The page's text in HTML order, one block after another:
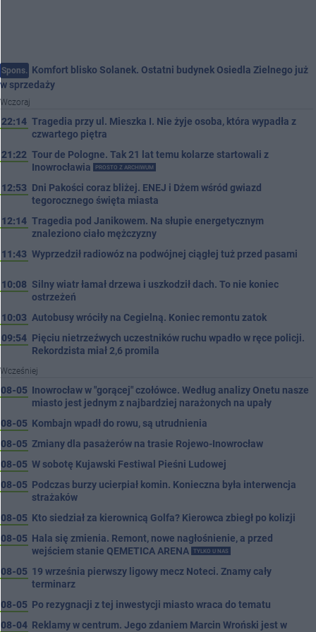
Spons. Komfort blisko Solanek. Ostatni budynek Osiedla Zielnego już
w sprzedaży
Wczoraj
22:14 Tragedia przy ul. Mieszka I. Nie żyje osoba, która wypadła z
czwartego piętra
21:22 Tour de Pologne. Tak 21 lat temu kolarze startowali z
Inowrocławia
PROSTO Z ARCHIWUM
12:53 Dni Pakości coraz bliżej. ENEJ i Dżem wśród gwiazd
tegorocznego święta miasta
12:14 Tragedia pod Janikowem. Na słupie energetycznym
znaleziono ciało mężczyzny
11:43 Wyprzedził radiowóz na podwójnej ciągłej tuż przed pasami
10:08 Silny wiatr łamał drzewa i uszkodził dach. To nie koniec
ostrzeżeń
10:03 Autobusy wróciły na Cegielną. Koniec remontu zatok
09:54 Pięciu nietrzeźwych uczestników ruchu wpadło w ręce policji.
Rekordzista miał 2,6 promila
Wcześniej
08-05 Inowrocław w "gorącej" czołówce. Według analizy Onetu nasze
miasto jest jednym z najbardziej narażonych na upały
08-05 Kombajn wpadł do rowu, są utrudnienia
08-05 Zmiany dla pasażerów na trasie Rojewo-Inowrocław
08-05 W sobotę Kujawski Festiwal Pieśni Ludowej
08-05 Podczas burzy ucierpiał komin. Konieczna była interwencja
strażaków
08-05 Kto siedział za kierownicą Golfa? Kierowca zbiegł po kolizji
08-05 Hala się zmienia. Remont, nowe nagłośnienie, a przed
wejściem stanie QEMETICA ARENA
TYLKO U NAS
08-05 19 września pierwszy ligowy mecz Noteci. Znamy cały
terminarz
08-05 Po rezygnacji z tej inwestycji miasto wraca do tematu
08-04 Reklamy w centrum. Jego zdaniem Marcin Wroński jest w